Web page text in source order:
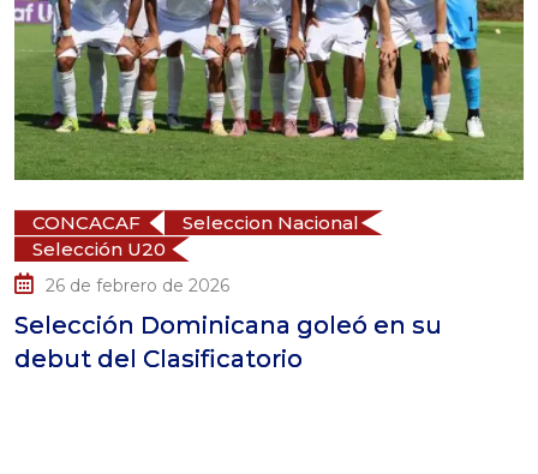
Seleccion Nacional
U20
26 de febrero de 2026
Dominicana goleó en su
del Clasificatorio